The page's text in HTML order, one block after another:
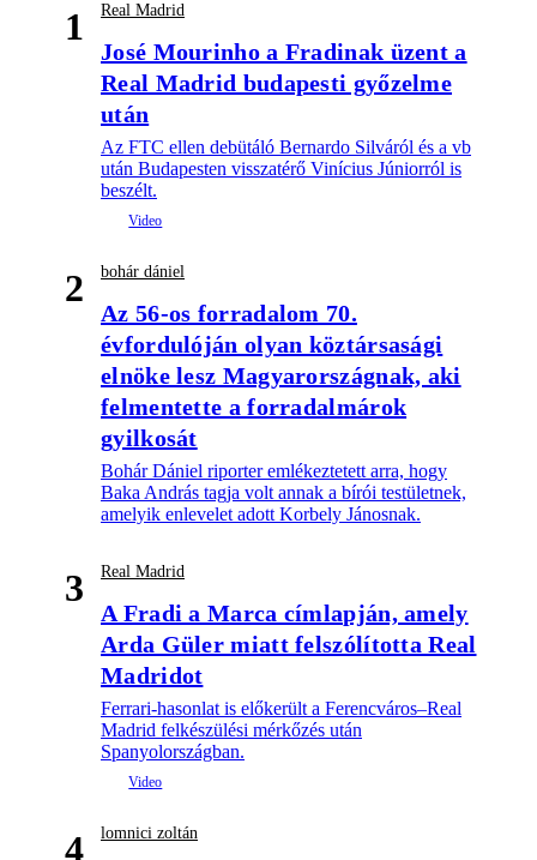
1 Real Madrid
José Mourinho a Fradinak üzent a
Real Madrid budapesti győzelme
után
Az FTC ellen debütáló Bernardo Silváról és a vb
után Budapesten visszatérő Vinícius Júniorról is
beszélt.
2 bohár dániel
Az 56-os forradalom 70.
évfordulóján olyan köztársasági
elnöke lesz Magyarországnak, aki
felmentette a forradalmárok
gyilkosát
Bohár Dániel riporter emlékeztetett arra, hogy
Baka András tagja volt annak a bírói testületnek,
amelyik enlevelet adott Korbely Jánosnak.
3 Real Madrid
A Fradi a Marca címlapján, amely
Arda Güler miatt felszólította Real
Madridot
Ferrari-hasonlat is előkerült a Ferencváros–Real
Madrid felkészülési mérkőzés után
Spanyolországban.
4 lomnici zoltán